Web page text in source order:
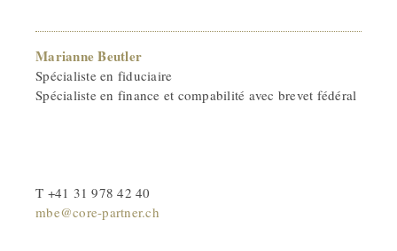
Marianne Beutler
Spécialiste en fiduciaire
Spécialiste en finance et compabilité avec brevet fédéral
T +41 31 978 42 40
mbe@core-partner.ch